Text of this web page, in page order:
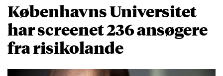
Københavns Universitet
har screenet 236 ansøgere
fra risikolande